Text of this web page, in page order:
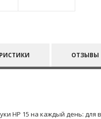
ОТЗЫВЫ
HP 15 на каждый день: для